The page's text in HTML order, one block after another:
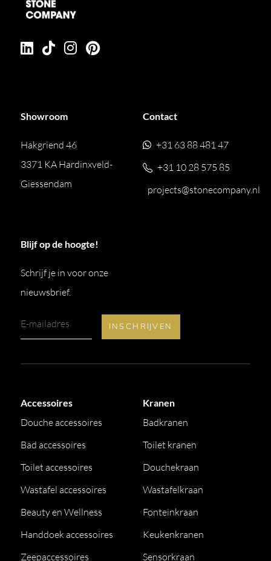
Showroom
Hakgriend 46
3371 KA Hardinxveld-
Giessendam
Contact
+31 63 88 481 47
+31 10 28 575 85
projects@stonecompany.nl
Blijf op de hoogte!
Schrijf je in voor onze
nieuwsbrief.
Accessoires
Douche accessoires
Bad accessoires
Toilet accessoires
Wastafel accessoires
Beauty en Wellness
Handdoek accessoires
Zeepaccessoires
Kranen
Badkranen
Toilet kranen
Douchekraan
Wastafelkraan
Fonteinkraan
Keukenkranen
Sensorkraan